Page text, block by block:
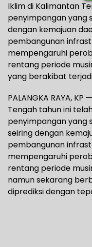
Iklim di Kalimantan
penyimpangan yang
dengan kemajuan
pembangunan
mempengaruhi
rentang periode
yang berakibat
PALANGKA RAYA,
Tengah tahun ini
penyimpangan yang
seiring dengan
pembangunan
mempengaruhi
rentang periode
namun sekarang
diprediksi dengan